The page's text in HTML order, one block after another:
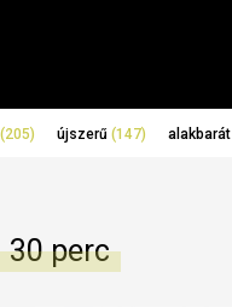
(205) újszerű (147) alakbarát
30 perc